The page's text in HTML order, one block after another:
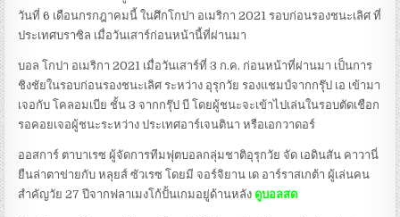
วันที่ 6 เดือนกรกฎาคมนี้ ในศึกโกปา อเมริกา 2021 รอบก่อนรองชนะเลิศ ที่
ประเทศบราซิล เมื่อวันเสาร์ก่อนหน้านี้ที่ผ่านมา
บอล โกปา อเมริกา 2021 เมื่อวันเสาร์ที่ 3 ก.ค. ก่อนหน้าที่ผ่านมา เป็นการ
ชิงชัยในรอบก่อนรองชนะเลิศ ระหว่าง อุรุกวัย รองแชมป์จากกรุ๊ป เอ เข้ามา
เจอกับ โคลอมเบีย ชั้น 3 จากกรุ๊ป บี โดยผู้ชนะจะเข้าไปเล่นในรอบตัดเชือก
รอคอยเจอผู้ชนะระหว่าง ประเทศอาร์เจนตินา หรือเอกวาดอร์
ออสการ์ ตาบาเรซ ผู้จัดการทีมฟุตบอลกลุ่มชาติอุรุกวัย จัด เอดินสัน คาวานี่
ยืนล่าตาข่ายกับ หลุยส์ ซัวเรซ โดยมี จอร์จิยาน เด อาร์ราสเกต้า ผู้เล่นคน
สำคัญวัย 27 ปีจากฟลาเมงโก้ปั้นเกมอยู่ด้านหลัง ดูบอลสด